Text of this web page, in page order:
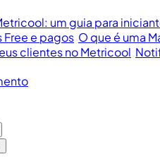
um guia para
Free e pagos O que é uma
clientes no Metricool